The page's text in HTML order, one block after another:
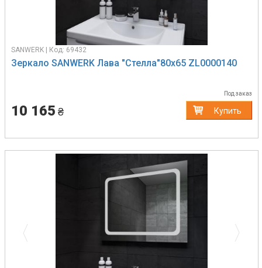
SANWERK | Код: 69432
Зеркало SANWERK Лава "Стелла"80х65 ZL0000140
Под заказ
10 165 ₴ Купить